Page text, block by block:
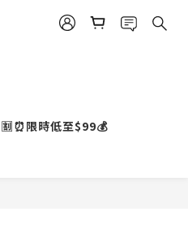
🈹⏰限時低至$99💰